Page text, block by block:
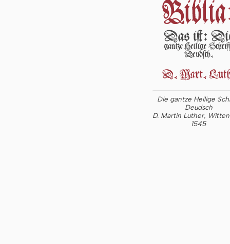
Die gantze Heilige
Deudsch
D. Martin Luther,
1545